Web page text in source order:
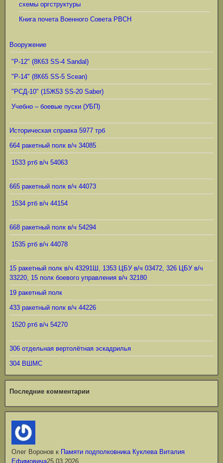
схемы оргструктуры
Книга почета Военного Совета РВСН
Вооружение
"Р-12" (8К63 SS-4 Sandal)
"Р-14" (8К65 SS-5 Scean)
"РСД-10" (15Ж53 SS-20 Saber)
Учебно – боевые пуски (УБП)
Историческая справка 5977 трб
664 ракетный полк в/ч 34085
1533 ртб в/ч 54063
665 ракетный полк в/ч 44073
1534 ртб в/ч 44154
668 ракетный полк в/ч 54294
1535 ртб в/ч 44078
15 ракетный полк в/ч 43291Ш, 1353 ЦБУ в/ч 03472, 326 ЦБУ в/ч
33220, 15 полк боевого управления в/ч 32180
19 ракетный полк
433 ракетный полк в/ч 44226
1520 ртб в/ч 54270
306 отдельная вертолётная эскадрилья
304 ВШМС
Последние комментарии
Олег Воронов к Памяти подполковника Куклева Виталия
Ефимовича25.03.2026